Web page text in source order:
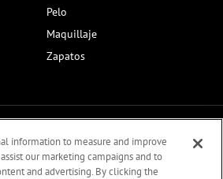
Pelo
Maquillaje
Zapatos
information to measure and improve
our marketing campaigns and to
and advertising. By clicking the